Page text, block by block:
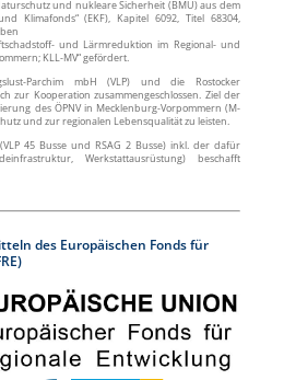
und nukleare Sicherheit (BMU) aus dem
Klimafonds“ (EKF), Kapitel 6092, Titel 68304,
und Lärmreduktion im Regional- und
KLL-MV“ gefördert.
Parchim mbH (VLP) und die Rostocker
zur Kooperation zusammengeschlossen. Ziel der
des ÖPNV in Mecklenburg-Vorpommern (M-
und zur regionalen Lebensqualität zu leisten.
45 Busse und RSAG 2 Busse) inkl. der dafür
Werkstattausrüstung) beschafft
des Europäischen Fonds für